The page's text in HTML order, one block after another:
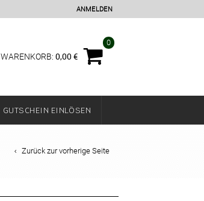
ANMELDEN
0
WARENKORB: 0,00€
GUTSCHEIN EINLÖSEN
Zurück zur vorherige Seite